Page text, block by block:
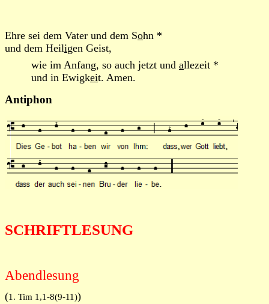
Ehre sei dem Vater und dem Sohn *
und dem Heiligen Geist,
wie im Anfang, so auch jetzt und allezeit *
und in Ewigkeit. Amen.
Antiphon
SCHRIFTLESUNG
Abendlesung
(1. Tim 1,1-8(9-11))